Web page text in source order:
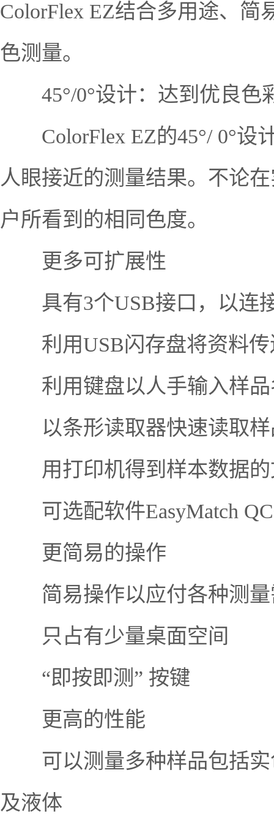
ColorFlex EZ结合多用途、
色测量。
45°/0°设计：达到优良色
ColorFlex EZ的45°/ 0°设
人眼接近的测量结果。不论
户所看到的相同色度。
更多可扩展性
具有3个USB接口，以连
利用USB闪存盘将资料传
利用键盘以人手输入样品
以条形读取器快速读取样
用打印机得到样本数据的
可选配软件EasyMatch
更简易的操作
简易操作以应付各种测量
只占有少量桌面空间
“即按即测” 按键
更高的性能
可以测量多种样品包括实
及液体